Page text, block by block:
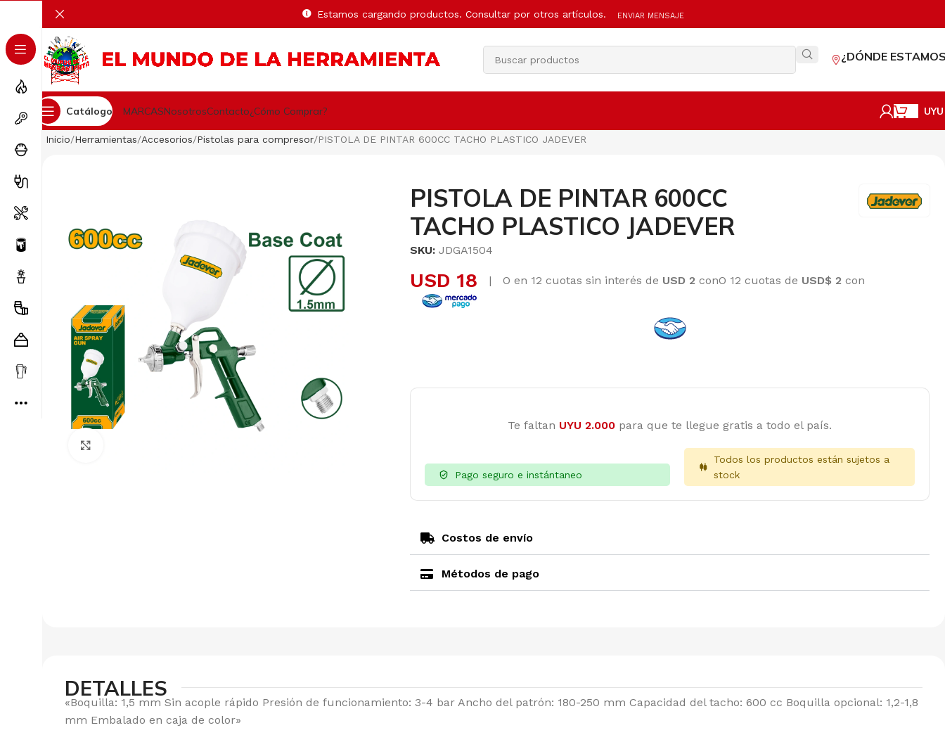
¿DÓNDE
Catálogo MARCASNosotrosContacto¿Cómo Comprar? UYU
Inicio Herramientas Accesorios Pistolas para compresor PISTOLA DE PINTAR 600CC TACHO PLASTICO JADEVER
PISTOLA DE PINTAR 600CC
TACHO PLASTICO JADEVER
SKU: JDGA1504
USD 18 | O en 12 cuotas sin interés de USD 2 conO 12 cuotas de USD$ 2 con
Te faltan UYU 2.000 para que te llegue gratis a todo el país.
Pago seguro e instántaneo
Todos los productos están sujetos a
stock
Costos de envío
Métodos de pago
DETALLES
«Boquilla: 1,5 mm Sin acople rápido Presión de funcionamiento: 3-4 bar Ancho del patrón: 180-250 mm Capacidad del tacho: 600 cc Boquilla opcional: 1,2-1,8
mm Embalado en caja de color»
Estamos cargando productos. Consultar por otros artículos. ENVIAR MENSAJE